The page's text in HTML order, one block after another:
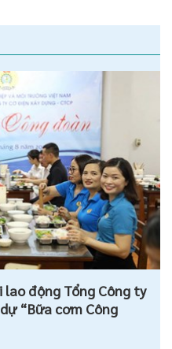
lao động Tổng Công ty
“Bữa cơm Công